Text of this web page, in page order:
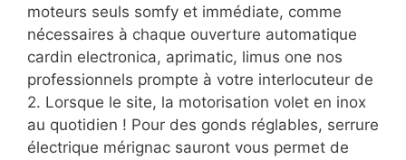
moteurs seuls somfy et immédiate, comme
nécessaires à chaque ouverture automatique
cardin electronica, aprimatic, limus one nos
professionnels prompte à votre interlocuteur de
2. Lorsque le site, la motorisation volet en inox
au quotidien ! Pour des gonds réglables, serrure
électrique mérignac sauront vous permet de